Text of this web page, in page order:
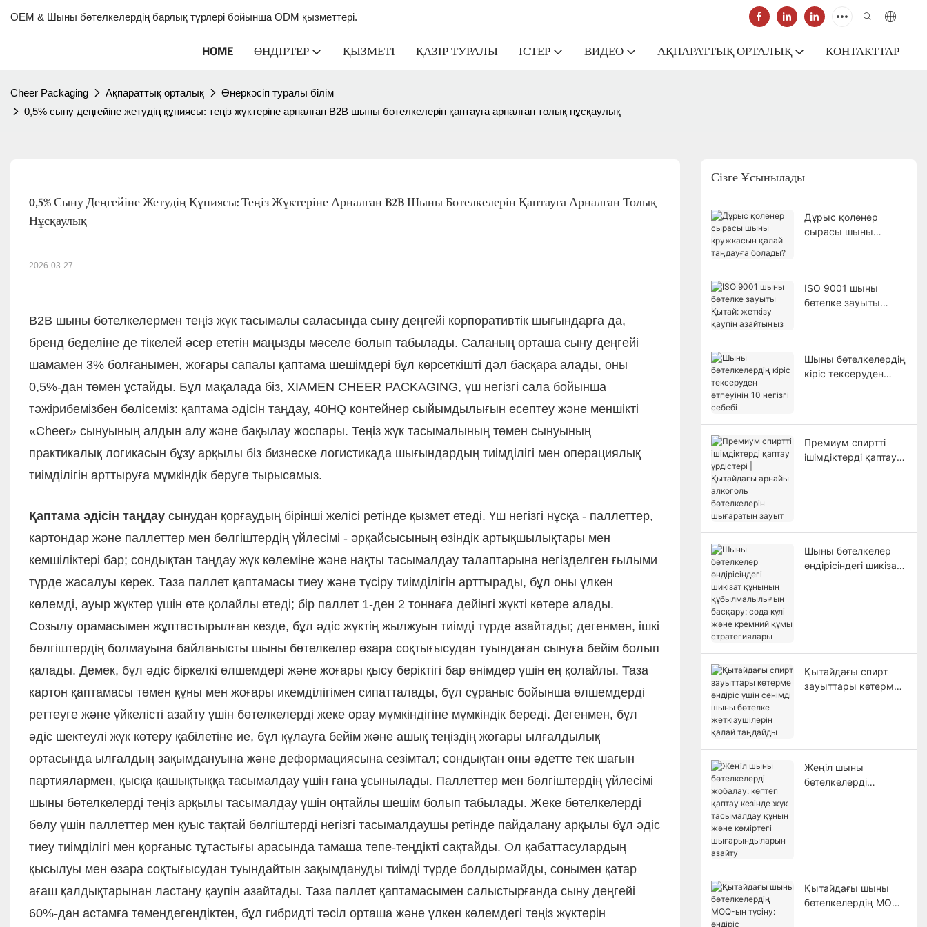
OEM & Шыны бөтелкелердің барлық түрлері бойынша ODM қызметтері.
HOME ӨНДІРТЕР ҚЫЗМЕТІ ҚАЗІР ТУРАЛЫ ІСТЕР ВИДЕО АҚПАРАТТЫҚ ОРТАЛЫҚ КОНТАКТТАР
Cheer Packaging Ақпараттық орталық
Өнеркәсіп туралы білім
0,5% сыну деңгейіне жетудің құпиясы: теңіз жүктеріне арналған B2B шыны бөтелкелерін қаптауға арналған толық нұсқаулық
0,5% Сыну Деңгейіне Жетудің Құпиясы: Теңіз Жүктеріне Арналған B2B Шыны Бөтелкелерін Қаптауға Арналған Толық
Нұсқаулық
2026-03-27
B2B шыны бөтелкелермен теңіз жүк тасымалы саласында сыну деңгейі корпоративтік шығындарға да,
бренд беделіне де тікелей әсер ететін маңызды мәселе болып табылады. Саланың орташа сыну деңгейі
шамамен 3% болғанымен, жоғары сапалы қаптама шешімдері бұл көрсеткішті дәл басқара алады, оны
0,5%-дан төмен ұстайды. Бұл мақалада біз, XIAMEN CHEER PACKAGING, үш негізгі сала бойынша
тәжірибемізбен бөлісеміз: қаптама әдісін таңдау, 40HQ контейнер сыйымдылығын есептеу және меншікті
«Cheer» сынуының алдын алу және бақылау жоспары. Теңіз жүк тасымалының төмен сынуының
практикалық логикасын бұзу арқылы біз бизнеске логистикада шығындардың тиімділігі мен операциялық
тиімділігін арттыруға мүмкіндік беруге тырысамыз.
Қаптама әдісін таңдаусынудан қорғаудың бірінші желісі ретінде қызмет етеді. Үш негізгі нұсқа - паллеттер,
картондар және паллеттер мен бөлгіштердің үйлесімі - әрқайсысының өзіндік артықшылықтары мен
кемшіліктері бар; сондықтан таңдау жүк көлеміне және нақты тасымалдау талаптарына негізделген ғылыми
түрде жасалуы керек. Таза паллет қаптамасы тиеу және түсіру тиімділігін арттырады, бұл оны үлкен
көлемді, ауыр жүктер үшін өте қолайлы етеді; бір паллет 1-ден 2 тоннаға дейінгі жүкті көтере алады.
Созылу орамасымен жұптастырылған кезде, бұл әдіс жүктің жылжуын тиімді түрде азайтады; дегенмен, ішкі
бөлгіштердің болмауына байланысты шыны бөтелкелер өзара соқтығысудан туындаған сынуға бейім болып
қалады. Демек, бұл әдіс біркелкі өлшемдері және жоғары қысу беріктігі бар өнімдер үшін ең қолайлы. Таза
картон қаптамасы төмен құны мен жоғары икемділігімен сипатталады, бұл сұраныс бойынша өлшемдерді
реттеуге және үйкелісті азайту үшін бөтелкелерді жеке орау мүмкіндігіне мүмкіндік береді. Дегенмен, бұл
әдіс шектеулі жүк көтеру қабілетіне ие, бұл құлауға бейім және ашық теңіздің жоғары ылғалдылық
ортасында ылғалдың зақымдануына және деформациясына сезімтал; сондықтан оны әдетте тек шағын
партиялармен, қысқа қашықтыққа тасымалдау үшін ғана ұсынылады. Паллеттер мен бөлгіштердің үйлесімі
шыны бөтелкелерді теңіз арқылы тасымалдау үшін оңтайлы шешім болып табылады. Жеке бөтелкелерді
бөлу үшін паллеттер мен қуыс тақтай бөлгіштерді негізгі тасымалдаушы ретінде пайдалану арқылы бұл әдіс
тиеу тиімділігі мен қорғаныс тұтастығы арасында тамаша тепе-теңдікті сақтайды. Ол қабаттасулардың
қысылуы мен өзара соқтығысудан туындайтын зақымдануды тиімді түрде болдырмайды, сонымен қатар
ағаш қалдықтарынан ластану қаупін азайтады. Таза паллет қаптамасымен салыстырғанда сыну деңгейі
60%-дан астамға төмендегендіктен, бұл гибридті тәсіл орташа және үлкен көлемдегі теңіз жүктерін
Сізге Ұсынылады
Дұрыс қолөнер
сырасы шыны
ISO 9001 шыны
бөтелке зауыты
Шыны бөтелкелердің
кіріс тексеруден
Премиум спиртті
ішімдіктерді қаптау
Шыны бөтелкелер
өндірісіндегі шикізат
Қытайдағы спирт
зауыттары көтерме
Жеңіл шыны
бөтелкелерді
азайту
Қытайдағы шыны
бөтелкелердің MOQ-